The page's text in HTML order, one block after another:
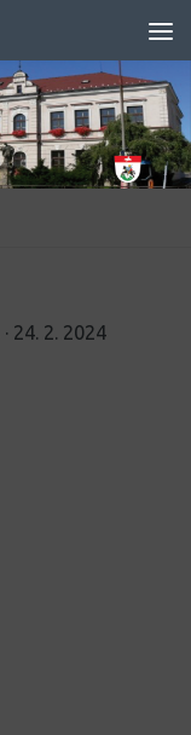
· 24. 2. 2024